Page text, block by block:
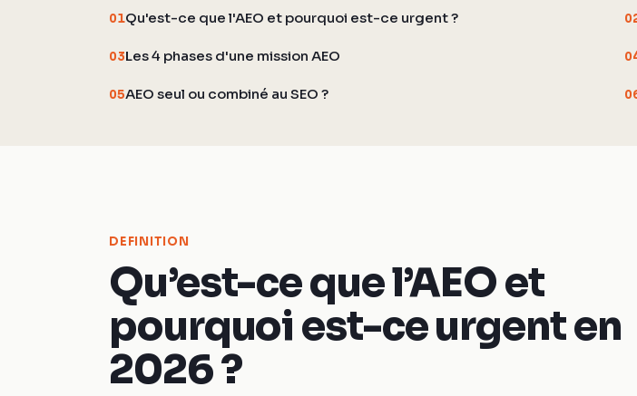
01Qu'est-ce que l'AEO et pourquoi est-ce urgent ?
03Les 4 phases d'une mission AEO
05AEO seul ou combiné au SEO ?
DEFINITION
Qu’est-ce que l’AEO et
pourquoi est-ce urgent en
2026 ?